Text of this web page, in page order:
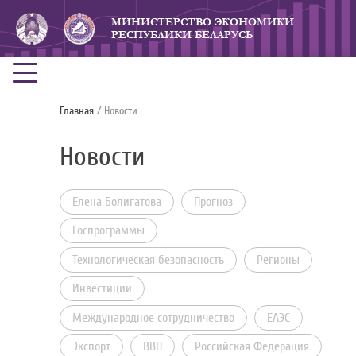
МИНИСТЕРСТВО ЭКОНОМИКИ
РЕСПУБЛИКИ БЕЛАРУСЬ
Главная / Новости
Новости
Елена Болигатова Прогноз
Госпрограммы
Технологическая безопасность Регионы
Инвестиции
Международное сотрудничество ЕАЭС
Экспорт ВВП Российская Федерация